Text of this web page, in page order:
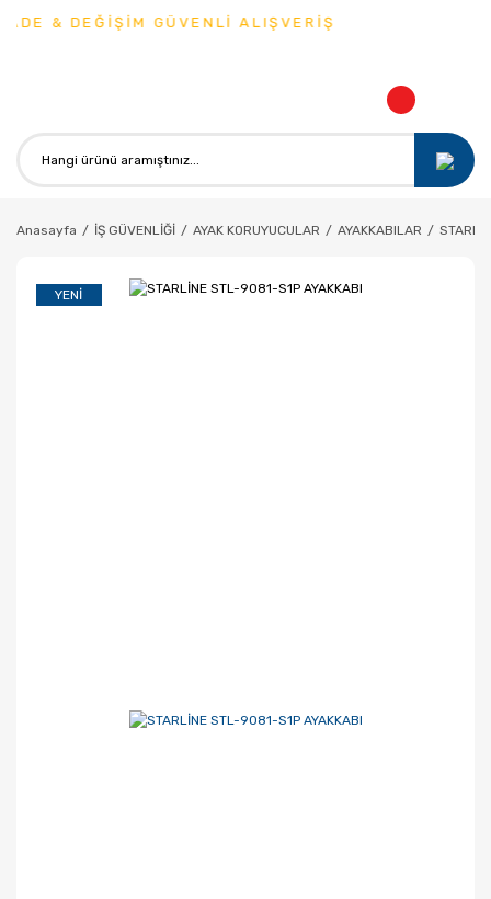
& DEĞİŞİM GÜVENLİ ALIŞVERİŞ
Anasayfa İŞ GÜVENLİĞİ AYAK KORUYUCULAR AYAKKABILAR
YENI